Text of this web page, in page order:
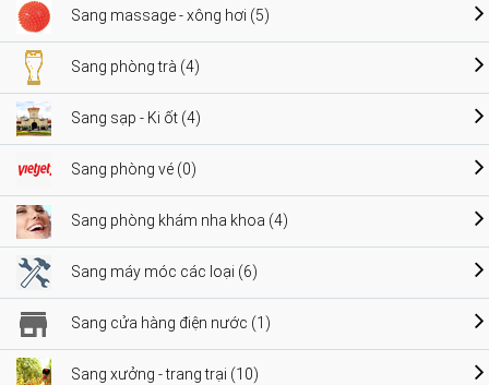
Sang massage - xông hơi (5)
Sang phòng trà (4)
Sang sạp - Ki ốt (4)
Sang phòng vé (0)
Sang phòng khám nha khoa (4)
Sang máy móc các loại (6)
Sang cửa hàng điện nước (1)
Sang xưởng - trang trại (10)